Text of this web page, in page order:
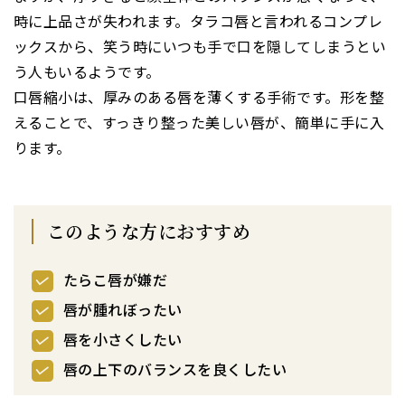
TEL.
時に上品さが失われます。タラコ唇と言われるコンプレ
ックスから、笑う時にいつも手で口を隠してしまうとい
う人もいるようです。
口唇縮小は、厚みのある唇を薄くする手術です。形を整
えることで、すっきり整った美しい唇が、簡単に手に入
ります。
このような方におすすめ
たらこ唇が嫌だ
唇が腫れぼったい
唇を小さくしたい
唇の上下のバランスを良くしたい